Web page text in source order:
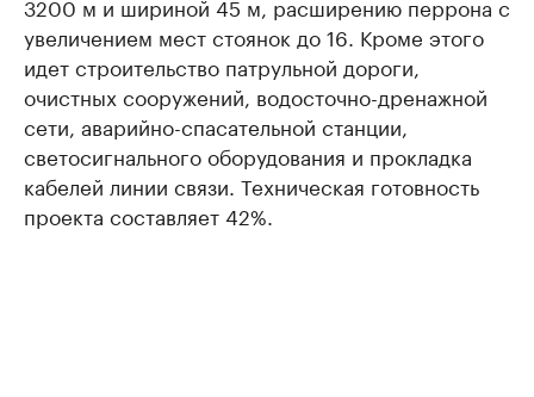
увеличением мест стоянок до 16. Кроме этого
идет строительство патрульной дороги,
очистных сооружений, водосточно-дренажной
сети, аварийно-спасательной станции,
светосигнального оборудования и прокладка
кабелей линии связи. Техническая готовность
проекта составляет 42%.